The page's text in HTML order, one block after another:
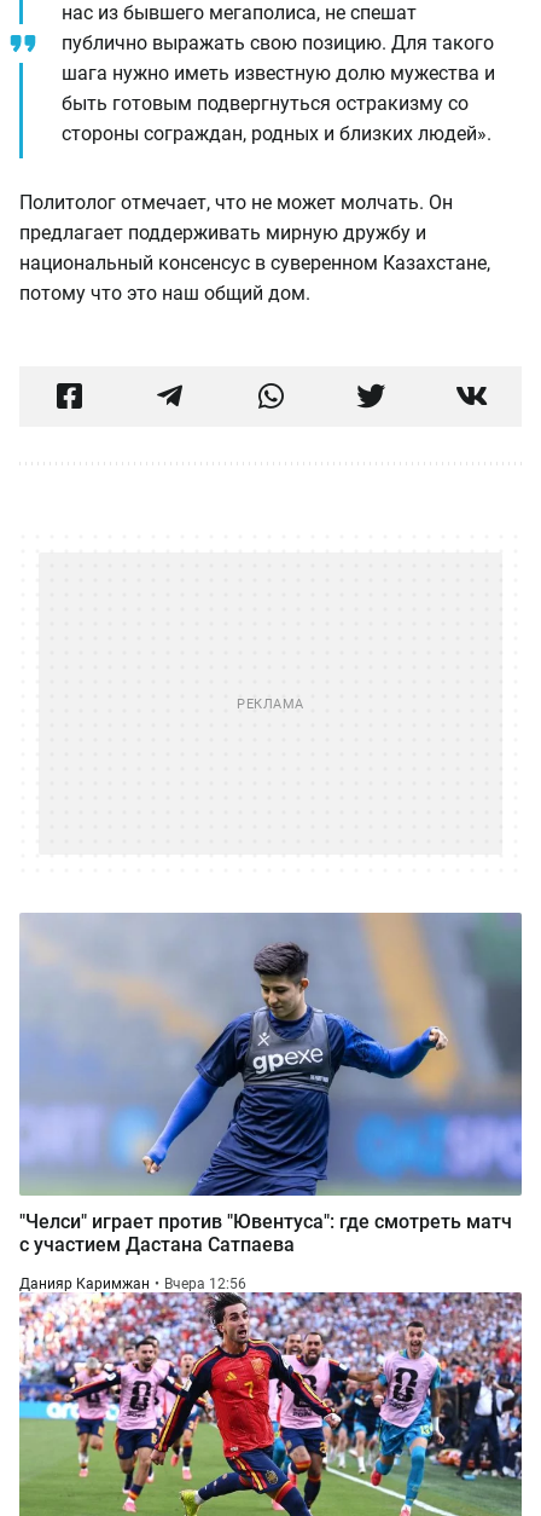
нас из бывшего мегаполиса, не спешат
публично выражать свою позицию. Для такого
шага нужно иметь известную долю мужества и
быть готовым подвергнуться остракизму со
стороны сограждан, родных и близких людей».
Политолог отмечает, что не может молчать. Он
предлагает поддерживать мирную дружбу и
национальный консенсус в суверенном Казахстане,
потому что это наш общий дом.
"Челси" играет против "Ювентуса": где смотреть матч
с участием Дастана Сатпаева
Данияр Каримжан Вчера 12:56